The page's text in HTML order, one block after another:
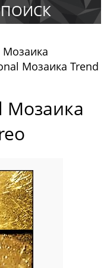
Мозаика
Мозаика Trend
Мозаика